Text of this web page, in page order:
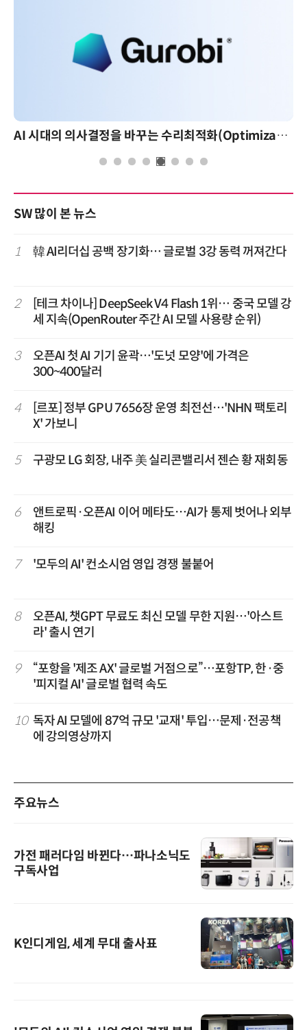
AI 시대의 의사결정을 바꾸는 수리최적화(Optimization): 실제 산업 적용 사례와 활용 전략
SW 많이 본 뉴스
1 韓 AI리더십 공백 장기화… 글로벌 3강 동력 꺼져간다
2
[테크 차이나] DeepSeek V4 Flash 1위… 중국 모델 강
세 지속(OpenRouter 주간 AI 모델 사용량 순위)
3
오픈AI 첫 AI 기기 윤곽…'도넛 모양'에 가격은
300~400달러
4
[르포] 정부 GPU 7656장 운영 최전선…'NHN 팩토리
X' 가보니
5 구광모 LG 회장, 내주 美 실리콘밸리서 젠슨 황 재회동
6
앤트로픽·오픈AI 이어 메타도…AI가 통제 벗어나 외부
해킹
7 '모두의 AI' 컨소시엄 영입 경쟁 불붙어
8
오픈AI, 챗GPT 무료도 최신 모델 무한 지원…'아스트
라' 출시 연기
9
“포항을 '제조 AX' 글로벌 거점으로”…포항TP, 한·중
'피지컬 AI' 글로벌 협력 속도
10 독자 AI 모델에 87억 규모 '교재' 투입…문제·전공책
에 강의영상까지
주요뉴스
가전 패러다임 바뀐다…파나소닉도
구독사업
K인디게임, 세계 무대 출사표